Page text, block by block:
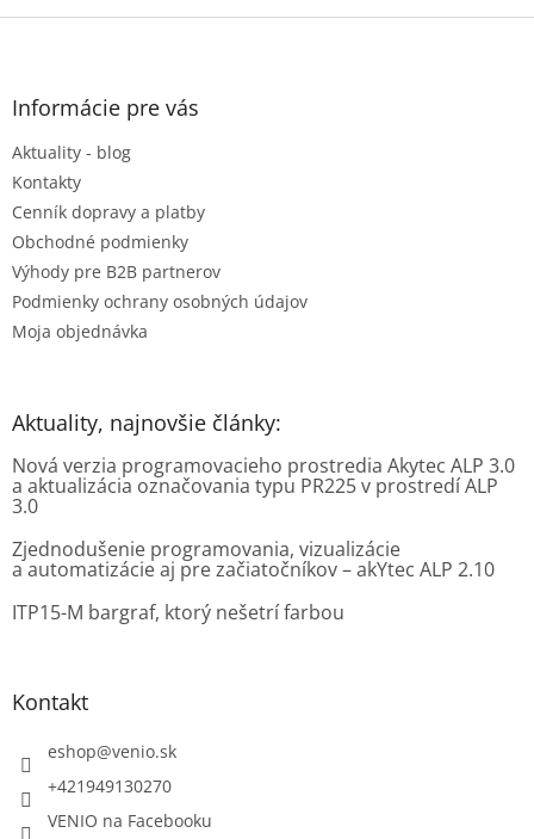
Z
Informácie pre vás
Aktuality - blog
Kontakty
Cenník dopravy a platby
Obchodné podmienky
Výhody pre B2B partnerov
Podmienky ochrany osobných údajov
Moja objednávka
Aktuality, najnovšie články:
Nová verzia programovacieho prostredia Akytec ALP 3.0
a aktualizácia označovania typu PR225 v prostredí ALP
3.0
Zjednodušenie programovania, vizualizácie
a automatizácie aj pre začiatočníkov – akYtec ALP 2.10
ITP15-M bargraf, ktorý nešetrí farbou
Kontakt
eshop@venio.sk
+421949130270
VENIO na Facebooku